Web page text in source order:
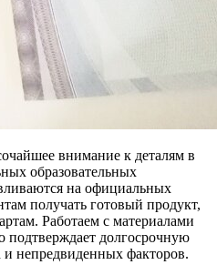
внимание к деталям в
образовательных
на официальных
получать готовый продукт,
Работаем с материалами
подтверждает долгосрочную
и непредвиденных факторов.